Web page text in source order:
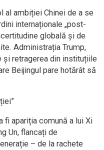
al ambiției Chinei de a se
internaționale „post-
globală și de
Administrația Trump,
și retragerea din instituțiile
Beijingul pare hotărât să
fi apariția comună a lui Xi
Un, flancați de
– de la rachete